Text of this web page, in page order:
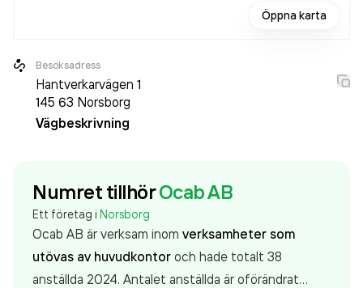
Öppna karta
Besöksadress
Hantverkarvägen 1
145 63 Norsborg
Vägbeskrivning
Numret tillhörOcab AB
Ett företag i Norsborg
Ocab AB är verksam inom verksamheter som
utövas av huvudkontor och hade totalt 38
anställda 2024. Antalet anställda är oförändrat